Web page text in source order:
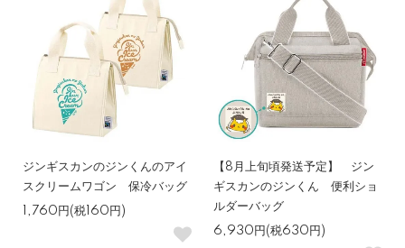
ジンギスカンのジンくんのアイ
スクリームワゴン 保冷バッグ
1,760円(税160円)
【8月上旬頃発送予定】 ジン
ギスカンのジンくん 便利ショ
ルダーバッグ
6,930円(税630円)